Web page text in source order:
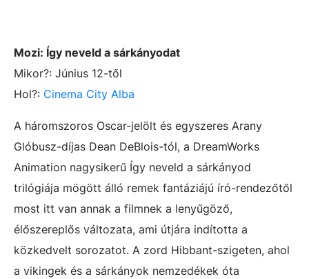
Mozi: Így neveld a sárkányodat
Mikor?: Június 12-től
Hol?: Cinema City Alba
A háromszoros Oscar-jelölt és egyszeres Arany
Glóbusz-díjas Dean DeBlois-tól, a DreamWorks
Animation nagysikerű Így neveld a sárkányod
trilógiája mögött álló remek fantáziájú író-rendezőtől
most itt van annak a filmnek a lenyűgöző,
élőszereplős változata, ami útjára indította a
közkedvelt sorozatot. A zord Hibbant-szigeten, ahol
a vikingek és a sárkányok nemzedékek óta